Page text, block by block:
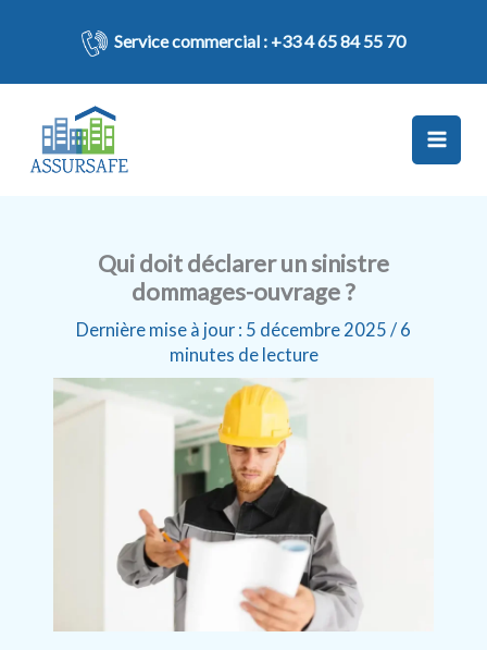
Service commercial : +33 4 65 84 55 70
Qui doit déclarer un sinistre
dommages-ouvrage ?
Dernière mise à jour : 5 décembre 2025 / 6
minutes de lecture